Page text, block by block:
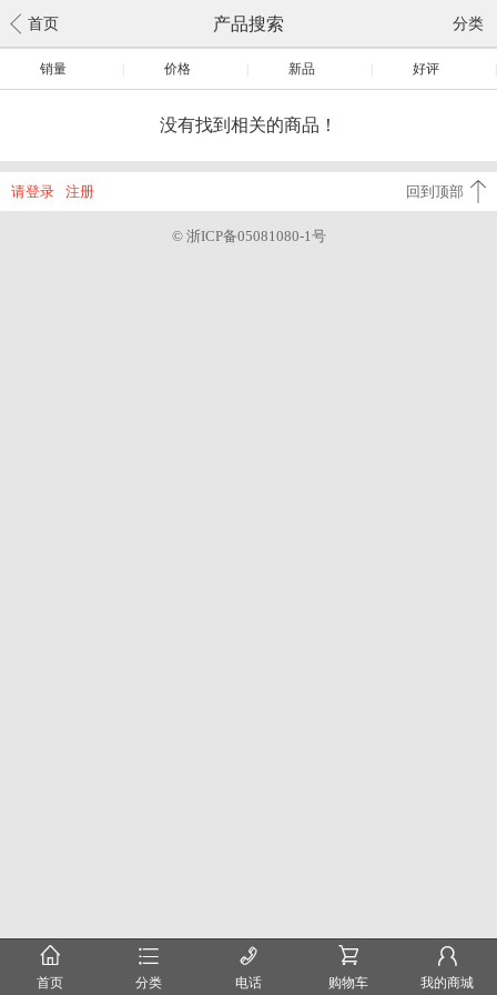
首页 产品搜索 分类
销量 价格 新品 好评
没有找到相关的商品！
请登录 注册 回到顶部
© 浙ICP备05081080-1号
󰂠
首页
󰂦
分类
󰄫
电话
󰂟
购物车
󰂢
我的商城